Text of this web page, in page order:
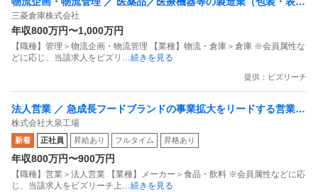
示・保管）の薬剤師／ 医薬品関連部門における品質保証担当者
（責任者候補／薬剤師）
三菱倉庫株式会社
年収800万円〜1,000万円
【職種】管理＞物流企画・物流管理 【業種】物流・倉庫＞倉庫 ※会員属性な
どに応じ、当該求人をビズリ …続きを見る
提供：ビズリーチ
法人営業 ／ 急成長フードブランドの事業拡大をリードする営業リ
ーダー
株式会社大泉工場
新着 正社員 昇給あり フルタイム 昇格あり
年収800万円〜900万円
【職種】営業＞法人営業 【業種】メーカー＞食品・飲料 ※会員属性などに応
じ、当該求人をビズリーチ上…続きを見る